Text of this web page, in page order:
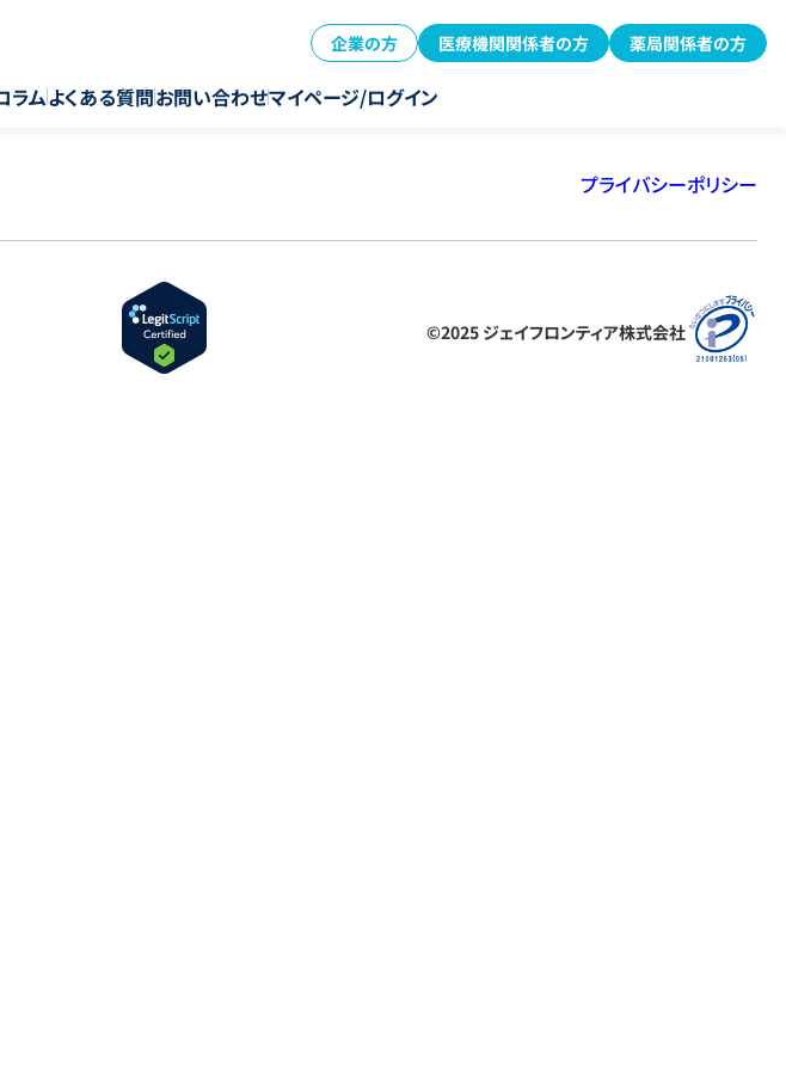
企業の方 医療機関関係者の方 薬局関係者の方
ラムよくある質問お問い合わせマイページ/ログイン
プライバシーポリシー
©2025 ジェイフロンティア株式会社